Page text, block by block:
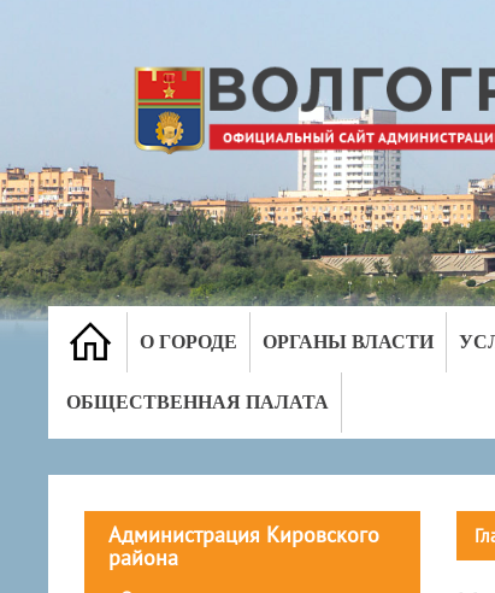
О ГОРОДЕ ОРГАНЫ ВЛАСТИ
ОБЩЕСТВЕННАЯ ПАЛАТА
Администрация Кировского
района